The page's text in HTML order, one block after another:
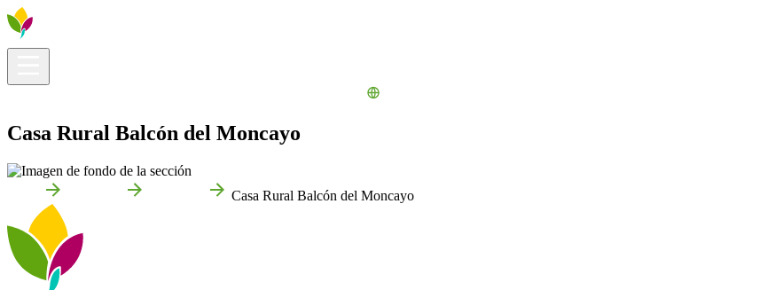
Casa Rural Balcón del Moncayo
Casa Rural Balcón del Moncayo